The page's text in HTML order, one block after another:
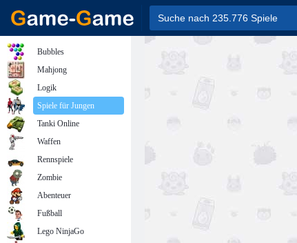
Bubbles
Mahjong
Logik
Spiele für Jungen
Tanki Online
Waffen
Rennspiele
Zombie
Abenteuer
Fußball
Lego NinjaGo